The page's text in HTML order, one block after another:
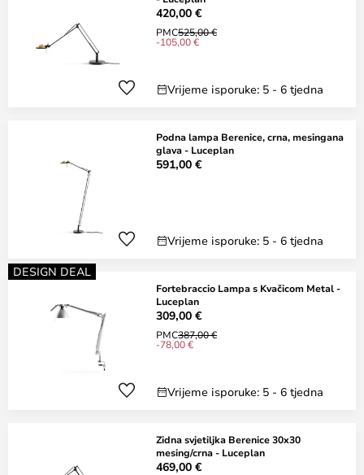
420,00 €
PMC525,00 €
-105,00 €
Vrijeme isporuke: 5 - 6 tjedna
Podna lampa Berenice, crna, mesingana
glava - Luceplan
591,00 €
Vrijeme isporuke: 5 - 6 tjedna
DESIGN DEAL
Fortebraccio Lampa s Kvačicom Metal -
Luceplan
309,00 €
PMC387,00 €
-78,00 €
Vrijeme isporuke: 5 - 6 tjedna
Zidna svjetiljka Berenice 30x30
mesing/crna - Luceplan
469,00 €